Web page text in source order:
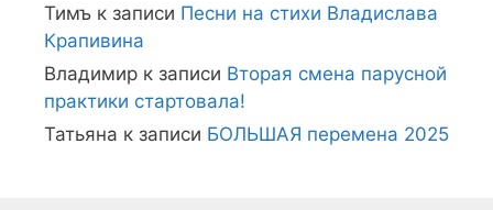
Тимъ к записи Песни на стихи Владислава
Крапивина
Владимир к записи Вторая смена парусной
практики стартовала!
Татьяна к записи БОЛЬШАЯ перемена 2025